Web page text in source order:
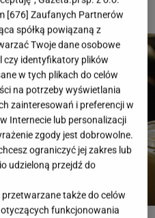
[676] Zaufanych Partnerów
spółką powiązaną z
Twoje dane osobowe
czy identyfikatory plików
w tych plikach do celów
na potrzeby wyświetlania
zainteresowań i preferencji w
Internecie lub personalizacji
zgody jest dobrowolne.
ograniczyć jej zakres lub
udzieloną przejdź do
także do celów
funkcjonowania